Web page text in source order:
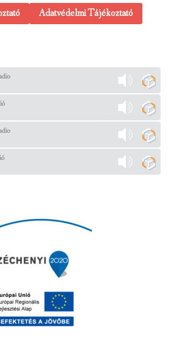
Adatvédelmi Tájékoztató